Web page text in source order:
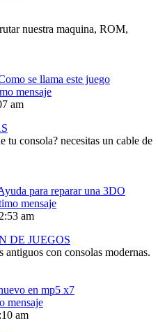
nuestra maquina, ROM,
se llama este juego
mensaje
am
tu consola? necesitas un cable de
para reparar una 3DO
mensaje
am
DE JUEGOS
antiguos con consolas modernas.
en mp5 x7
mensaje
am